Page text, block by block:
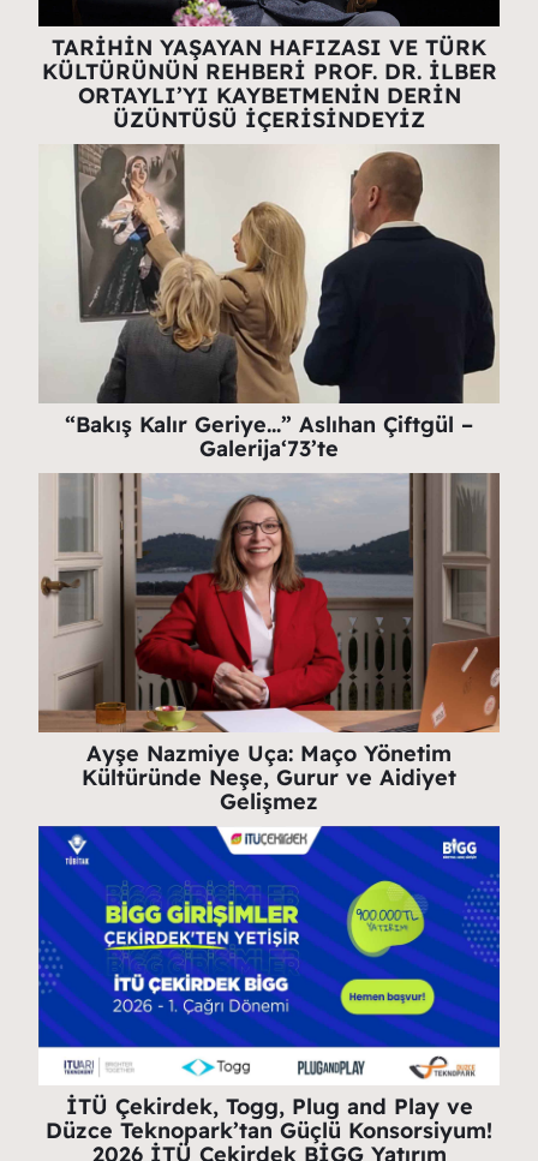
TARİHİN YAŞAYAN HAFIZASI VE TÜRK
KÜLTÜRÜNÜN REHBERİ PROF. DR. İLBER
ORTAYLI’YI KAYBETMENİN DERİN
ÜZÜNTÜSÜ İÇERİSİNDEYİZ
“Bakış Kalır Geriye…” Aslıhan Çiftgül –
Galerija‘73’te
Ayşe Nazmiye Uça: Maço Yönetim
Kültüründe Neşe, Gurur ve Aidiyet
Gelişmez
İTÜ Çekirdek, Togg, Plug and Play ve
Düzce Teknopark’tan Güçlü Konsorsiyum!
2026 İTÜ Çekirdek BİGG Yatırım